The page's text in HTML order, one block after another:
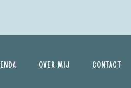
OVER MIJ CONTACT